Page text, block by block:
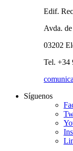
Edif.
Avda.
03202
Tel. +34
Síguenos